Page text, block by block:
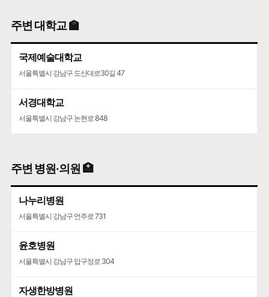
주변 대학교 🏫
국제예술대학교
서울특별시 강남구 도산대로30길 47
서경대학교
서울특별시 강남구 논현로 848
주변 병원·의원 🏥
나누리병원
서울특별시 강남구 언주로 731
윤호병원
서울특별시 강남구 압구정로 304
자생한방병원